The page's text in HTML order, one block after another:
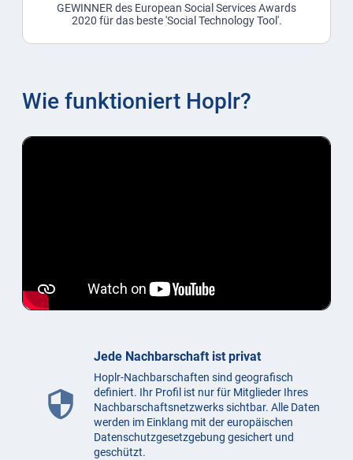
GEWINNER des European Social Services Awards
2020 für das beste 'Social Technology Tool'.
Wie funktioniert Hoplr?
security
Jede Nachbarschaft ist privat
Hoplr-Nachbarschaften sind geografisch
definiert. Ihr Profil ist nur für Mitglieder Ihres
Nachbarschaftsnetzwerks sichtbar. Alle Daten
werden im Einklang mit der europäischen
Datenschutzgesetzgebung gesichert und
geschützt.